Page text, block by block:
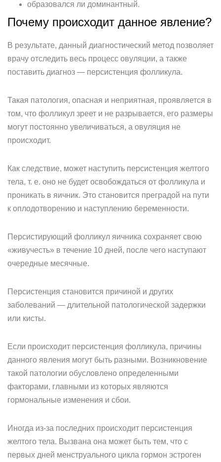
образовался ли доминантный.
Почему происходит данное явление?
В результате, данный диагностический метод позволяет
врачу отследить весь процесс овуляции, а также
поставить диагноз — персистенция фолликула.
Такая патология, опасная и неприятная, проявляется в
том, что фолликул зреет и не разрывается, его размеры
могут постоянно увеличиваться, а овуляция не
происходит.
Как следствие, может наступить персистенция желтого
тела, т. е. оно не будет освобождаться от фолликула и
проникать в яичник. Это становится преградой на пути
к оплодотворению и наступлению беременности.
Персистирующий фолликул яичника сохраняет свою
«живучесть» в течение 10 дней, после чего наступают
очередные месячные.
Персистенция становится причиной и других
заболеваний — длительной патологической задержки
или кисты.
Если происходит персистенция фолликула, причины
данного явления могут быть разными. Возникновение
такой патологии обусловлено определенными
факторами, главными из которых являются
гормональные изменения и сбои.
Иногда из-за последних происходит персистенция
желтого тела. Вызвана она может быть тем, что с
первых дней менструального цикла гормон эстроген